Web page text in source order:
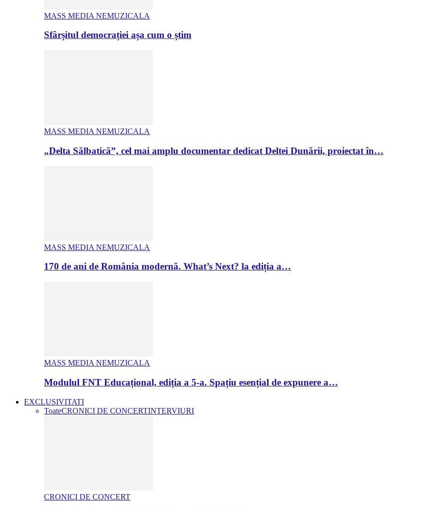
MASS MEDIA NEMUZICALA
Sfârșitul democrației așa cum o știm
MASS MEDIA NEMUZICALA
„Delta Sălbatică”, cel mai amplu documentar dedicat Deltei Dunării, proiectat în…
MASS MEDIA NEMUZICALA
170 de ani de România modernă. What’s Next? la ediția a…
MASS MEDIA NEMUZICALA
Modulul FNT Educațional, ediția a 5-a. Spațiu esențial de expunere a…
EXCLUSIVITATI
ToateCRONICI DE CONCERTINTERVIURI
CRONICI DE CONCERT